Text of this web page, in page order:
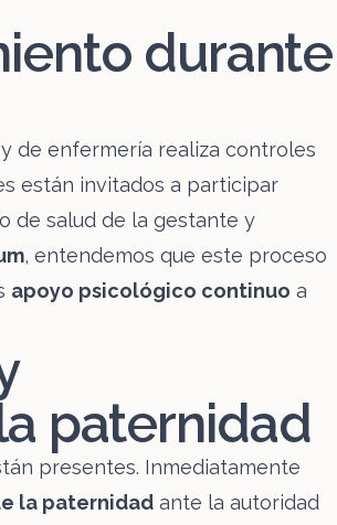
durante
de enfermería realiza controles
están invitados a participar
de salud de la gestante y
, entendemos que este proceso
apoyo psicológico continuo a
paternidad
presentes. Inmediatamente
la paternidad ante la autoridad